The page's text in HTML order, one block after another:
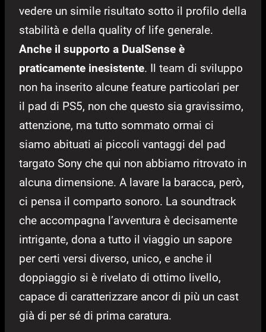
vedere un simile risultato sotto il profilo della
stabilità e della quality of life generale.
Anche il supporto a DualSense è
praticamente inesistente. Il team di sviluppo
non ha inserito alcune feature particolari per
il pad di PS5, non che questo sia gravissimo,
attenzione, ma tutto sommato ormai ci
siamo abituati ai piccoli vantaggi del pad
targato Sony che qui non abbiamo ritrovato in
alcuna dimensione. A lavare la baracca, però,
ci pensa il comparto sonoro. La soundtrack
che accompagna l’avventura è decisamente
intrigante, dona a tutto il viaggio un sapore
per certi versi diverso, unico, e anche il
doppiaggio si è rivelato di ottimo livello,
capace di caratterizzare ancor di più un cast
già di per sé di prima caratura.